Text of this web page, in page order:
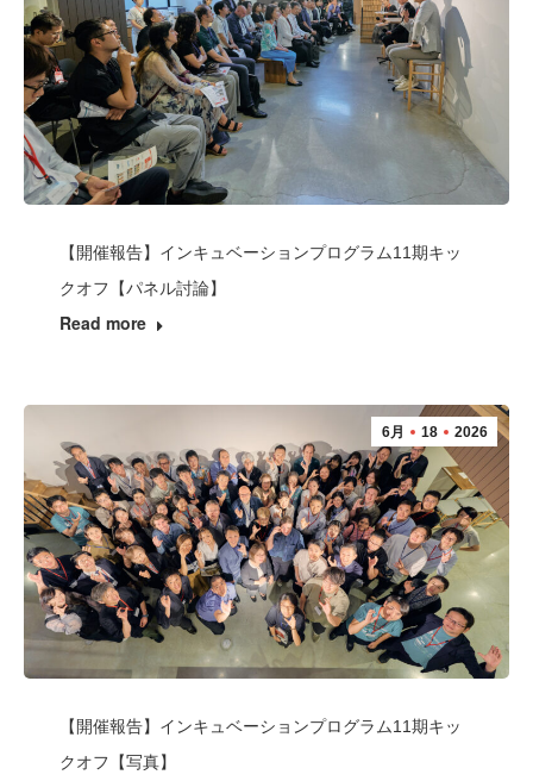
【開催報告】インキュベーションプログラム11期キッ
クオフ【パネル討論】
Read more
6月 18 2026
【開催報告】インキュベーションプログラム11期キッ
クオフ【写真】